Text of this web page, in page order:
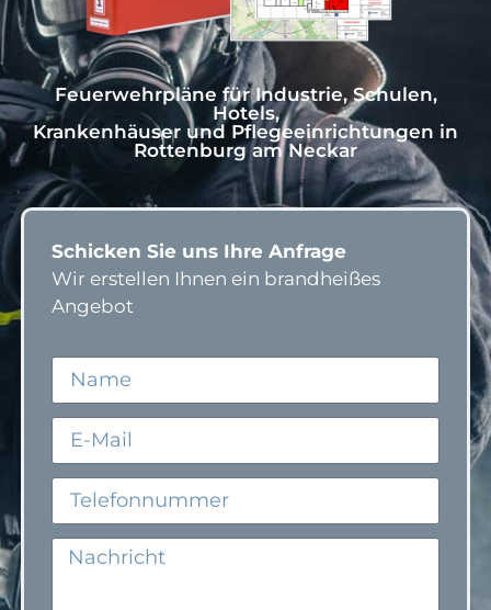
Feuerwehrpläne für Industrie, Schulen,
Hotels,
Krankenhäuser und Pflegeeinrichtungen in
Rottenburg am Neckar
Schicken Sie uns Ihre Anfrage
Wir erstellen Ihnen ein brandheißes
Angebot